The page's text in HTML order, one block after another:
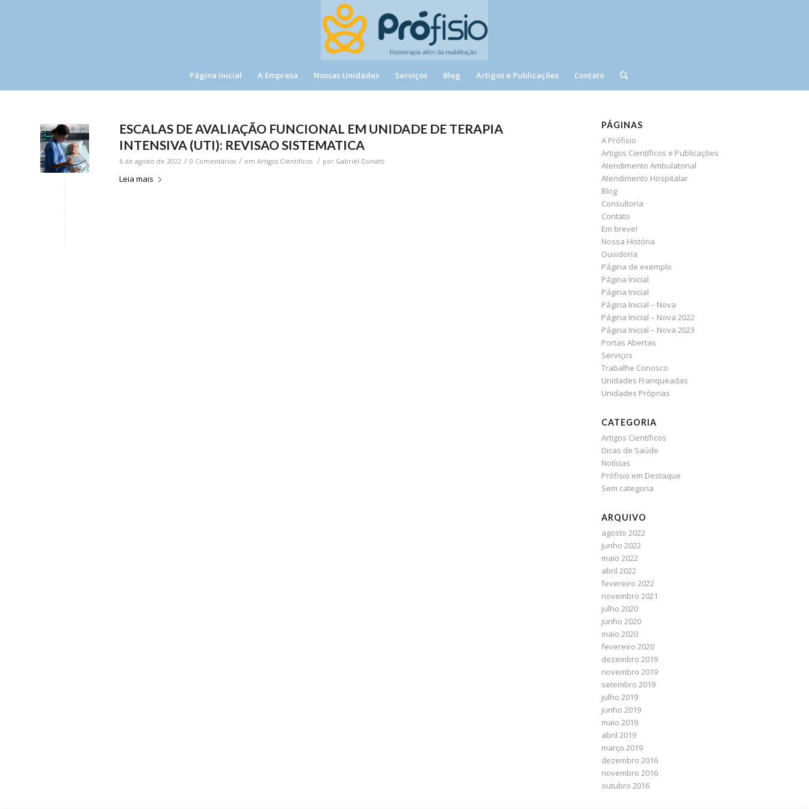
Página Inicial A Empresa Nossas Unidades Serviços Blog Artigos e Publicações Contato
ESCALAS DE AVALIAÇÃO FUNCIONAL EM UNIDADE DE TERAPIA
INTENSIVA (UTI): REVISAO SISTEMATICA
6 de agosto de 2022 / 0 Comentários / em Artigos Científicos / por Gabriel Donatti
Leia mais
PÁGINAS
A Prófisio
Artigos Científicos e Publicações
Atendimento Ambulatorial
Atendimento Hospitalar
Blog
Consultoria
Contato
Em breve!
Nossa História
Ouvidoria
Página de exemplo
Página Inicial
Página Inicial
Página Inicial – Nova
Página Inicial – Nova 2022
Página Inicial – Nova 2023
Portas Abertas
Serviços
Trabalhe Conosco
Unidades Franqueadas
Unidades Próprias
CATEGORIA
Artigos Científicos
Dicas de Saúde
Notícias
Prófisio em Destaque
Sem categoria
ARQUIVO
agosto 2022
junho 2022
maio 2022
abril 2022
fevereiro 2022
novembro 2021
julho 2020
junho 2020
maio 2020
fevereiro 2020
dezembro 2019
novembro 2019
setembro 2019
julho 2019
junho 2019
maio 2019
abril 2019
março 2019
dezembro 2016
novembro 2016
outubro 2016